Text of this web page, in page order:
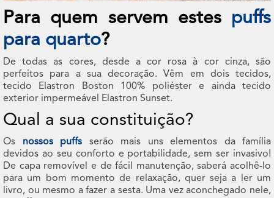
Para quem servem estes puffs
para quarto?
De todas as cores, desde a cor rosa à cor cinza, são
perfeitos para a sua decoração. Vêm em dois tecidos,
tecido Elastron Boston 100% poliéster e ainda tecido
exterior impermeável Elastron Sunset.
Qual a sua constituição?
Os nossos puffs serão mais uns elementos da família
devidos ao seu conforto e portabilidade, sem ser invasivo!
De capa removível e de fácil manutenção, saberá acolhê-lo
para um bom momento de relaxação, quer seja a ler um
livro, ou mesmo a fazer a sesta. Uma vez aconchegado nele,